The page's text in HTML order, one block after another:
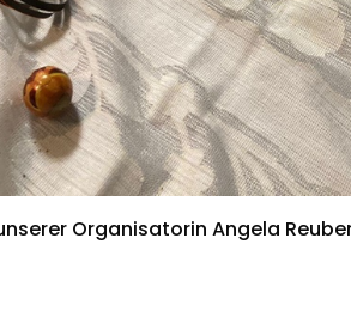
Organisatorin Angela